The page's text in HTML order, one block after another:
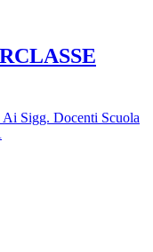
Sigg. Docenti Scuola